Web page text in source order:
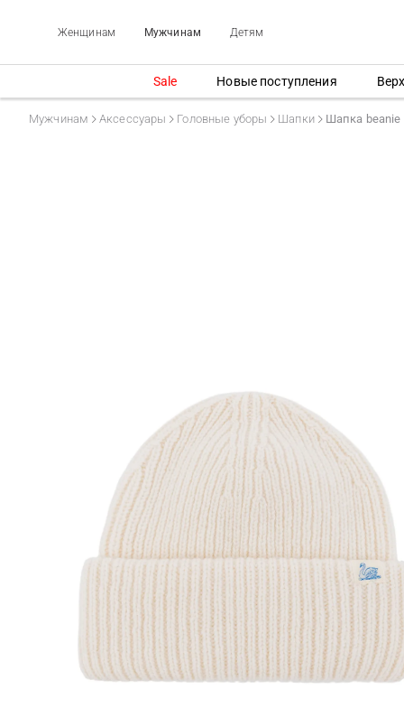
Женщинам Мужчинам Детям
Sale Новые поступления
Мужчинам Аксессуары Головные уборы Шапки Шапка beanie